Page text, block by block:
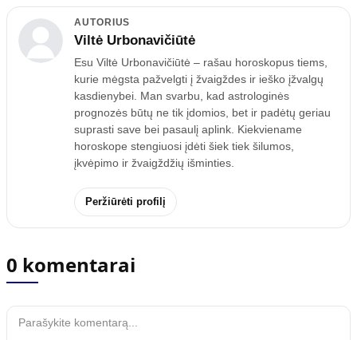
AUTORIUS
Viltė Urbonavičiūtė
Esu Viltė Urbonavičiūtė – rašau horoskopus tiems,
kurie mėgsta pažvelgti į žvaigždes ir ieško įžvalgų
kasdienybei. Man svarbu, kad astrologinės
prognozės būtų ne tik įdomios, bet ir padėtų geriau
suprasti save bei pasaulį aplink. Kiekviename
horoskope stengiuosi įdėti šiek tiek šilumos,
įkvėpimo ir žvaigždžių išminties.
Peržiūrėti profilį
0 komentarai